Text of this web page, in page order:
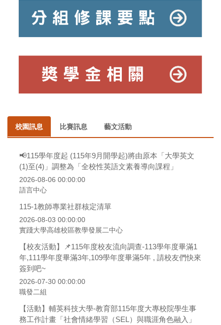
校園訊息 比賽訊息 藝文活動
📢115學年度起 (115年9月開學起)將由原本「大學英文
(1)至(4)」調整為「全校性英語文素養導向課程」
2026-08-06 00:00:00
語言中心
115-1教師專業社群核定清單
2026-08-03 00:00:00
實踐大學高雄校區教學發展二中心
【校友活動】📌115年度校友流向調查-113學年度畢滿1
年,111學年度畢滿3年,109學年度畢滿5年 , 請校友們快來
簽到吧~
2026-07-30 00:00:00
職發二組
【活動】輔英科技大學-教育部115年度大專校院學生事
務工作計畫「社會情緒學習（SEL）與職涯角色融入」